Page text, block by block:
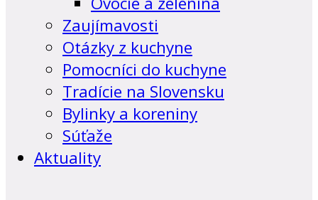
Zaujímavosti
Otázky z kuchyne
Pomocníci do kuchyne
Tradície na Slovensku
Bylinky a koreniny
Súťaže
Aktuality